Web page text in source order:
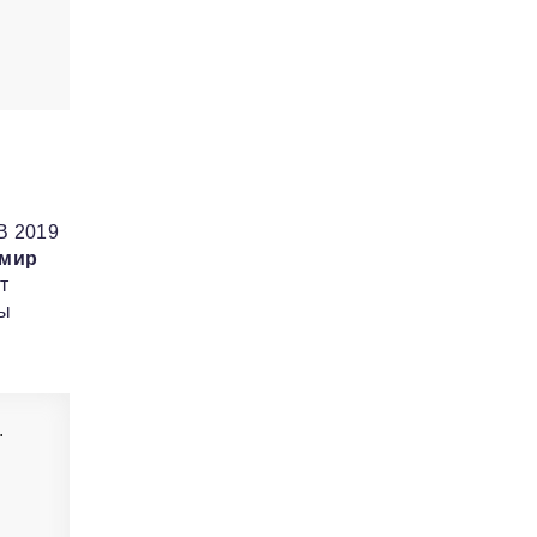
2019